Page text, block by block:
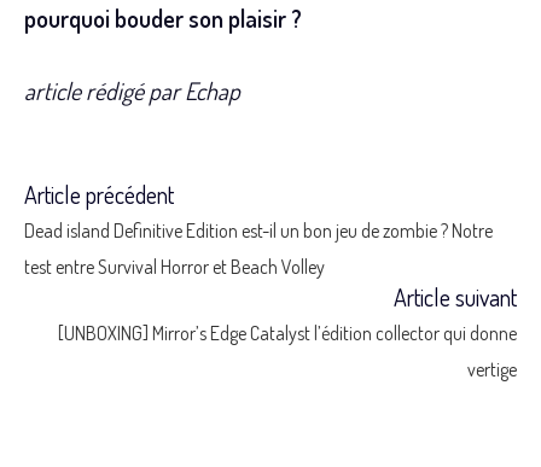
pourquoi bouder son plaisir ?
article rédigé par Echap
Read
Article précédent
Dead island Definitive Edition est-il un bon jeu de zombie ? Notre
test entre Survival Horror et Beach Volley
Article suivant
[UNBOXING] Mirror’s Edge Catalyst l’édition collector qui donne
vertige